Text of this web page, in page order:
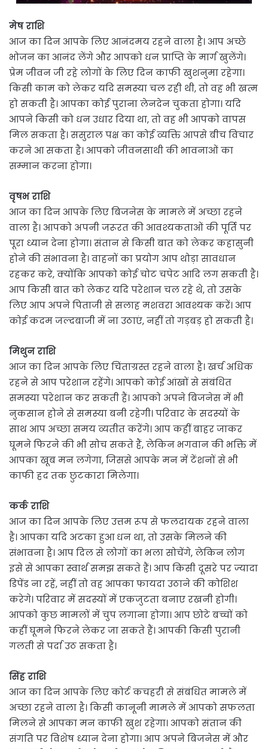
मेष राशि
आज का दिन आपके लिए आनंदमय रहने वाला है। आप अच्छे
भोजन का आनंद लेंगे और आपको धन प्राप्ति के मार्ग खुलेंगे।
प्रेम जीवन जी रहे लोगों के लिए दिन काफी खुशनुमा रहेगा।
किसी काम को लेकर यदि समस्या चल रही थी, तो वह भी खत्म
हो सकती है। आपका कोई पुराना लेनदेन चुकता होगा। यदि
आपने किसी को धन उधार दिया था, तो वह भी आपको वापस
मिल सकता है। ससुराल पक्ष का कोई व्यक्ति आपसे बीच विचार
करने आ सकता है। आपको जीवनसाथी की भावनाओं का
सम्मान करना होगा।
वृषभ राशि
आज का दिन आपके लिए बिजनेस के मामले में अच्छा रहने
वाला है। आपको अपनी जरूरत की आवश्यकताओं की पूर्ति पर
पूरा ध्यान देना होगा। संतान से किसी बात को लेकर कहासुनी
होने की संभावना है। वाहनों का प्रयोग आप थोड़ा सावधान
रहकर करे, क्योंकि आपको कोई चोट चपेट आदि लग सकती है।
आप किसी बात को लेकर यदि परेशान चल रहे थे, तो उसके
लिए आप अपने पिताजी से सलाह मशवरा आवश्यक करें। आप
कोई कदम जल्दबाजी में ना उठाएं, नहीं तो गड़बड़ हो सकती है।
मिथुन राशि
आज का दिन आपके लिए चिंताग्रस्त रहने वाला है। खर्च अधिक
रहने से आप परेशान रहेंगे। आपको कोई आंखों से संबंधित
समस्या परेशान कर सकती हैं। आपको अपने बिजनेस में भी
नुकसान होने से समस्या बनी रहेगी। परिवार के सदस्यों के
साथ आप अच्छा समय व्यतीत करेंगे। आप कहीं बाहर जाकर
घूमने फिरने की भी सोच सकते हैं, लेकिन भगवान की भक्ति में
आपका खूब मन लगेगा, जिससे आपके मन में टेंशनों से भी
काफी हद तक छुटकारा मिलेगा।
कर्क राशि
आज का दिन आपके लिए उत्तम रूप से फलदायक रहने वाला
है। आपका यदि अटका हुआ धन था, तो उसके मिलने की
संभावना है। आप दिल से लोगों का भला सोचेंगे, लेकिन लोग
इसे से आपका स्वार्थ समझ सकते हैं। आप किसी दूसरे पर ज्यादा
डिपेंड ना रहें, नहीं तो वह आपका फायदा उठाने की कोशिश
करेगे। परिवार में सदस्यों में एकजुटता बनाए रखनी होगी।
आपको कुछ मामलों में चुप लगाना होगा। आप छोटे बच्चों को
कहीं घूमने फिरने लेकर जा सकते हैं। आपकी किसी पुरानी
गलती से पर्दा उठ सकता है।
सिंह राशि
आज का दिन आपके लिए कोर्ट कचहरी से संबंधित मामले में
अच्छा रहने वाला है। किसी कानूनी मामले में आपको सफलता
मिलने से आपका मन काफी खुश रहेगा। आपको संतान की
संगति पर विशेष ध्यान देना होगा। आप अपने बिजनेस में और